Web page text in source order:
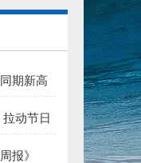
元:
期新高
动节日
报》